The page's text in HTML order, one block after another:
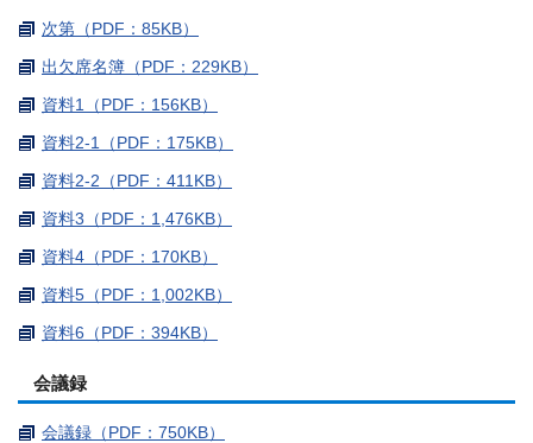
次第（PDF：85KB）
出欠席名簿（PDF：229KB）
資料1（PDF：156KB）
資料2-1（PDF：175KB）
資料2-2（PDF：411KB）
資料3（PDF：1,476KB）
資料4（PDF：170KB）
資料5（PDF：1,002KB）
資料6（PDF：394KB）
会議録
会議録（PDF：750KB）